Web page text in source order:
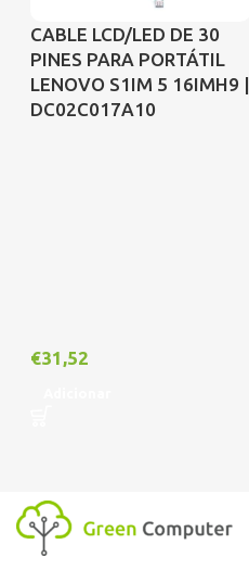
CABLE LCD/LED DE 30
PINES PARA PORTÁTIL
LENOVO S1IM 5 16IMH9 |
DC02C017A10
€31,52